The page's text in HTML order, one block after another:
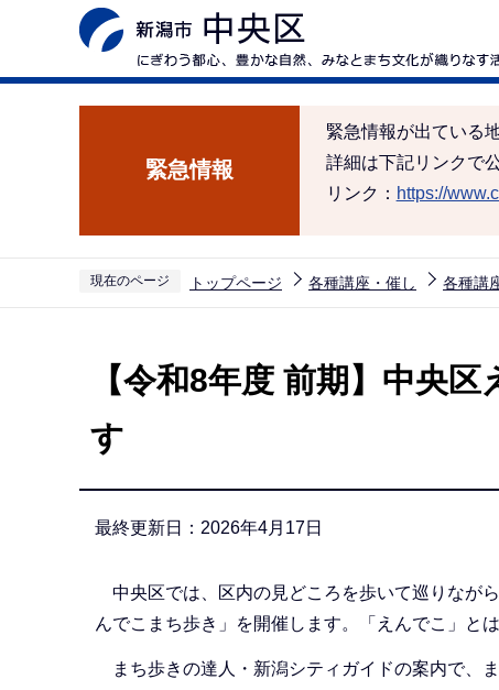
ペ
緊急情報
緊急情報が出ている
詳細は下記リンクで
リンク： https://
現在のページ トップページ 各種講座・催し 各種講
【令和8年度 前期】中央
す
最終更新日：2026年4月17日
中央区では、区内の見どころを歩いて巡りなが
んでこまち歩き」を開催します。「えんでこ」と
まち歩きの達人・新潟シティガイドの案内で、